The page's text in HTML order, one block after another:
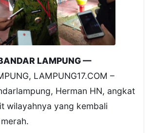
LAMPUNG —
LAMPUNG17.COM –
Herman HN, angkat
wilayahnya yang kembali